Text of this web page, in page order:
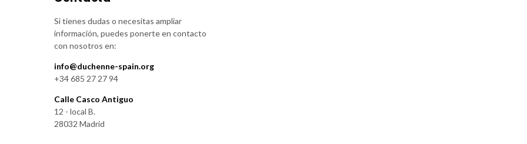
Si tienes dudas o necesitas ampliar
información, puedes ponerte en contacto
con nosotros en:
info@duchenne-spain.org
+34 685 27 27 94
Calle Casco Antiguo
12 - local B.
28032 Madrid